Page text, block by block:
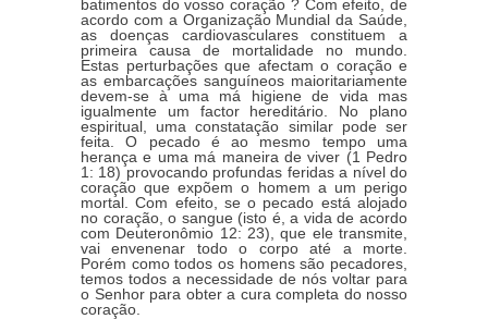
batimentos do vosso coração ? Com efeito, de
acordo com a Organização Mundial da Saúde,
as doenças cardiovasculares constituem a
primeira causa de mortalidade no mundo.
Estas perturbações que afectam o coração e
as embarcações sanguíneos maioritariamente
devem-se à uma má higiene de vida mas
igualmente um factor hereditário. No plano
espiritual, uma constatação similar pode ser
feita. O pecado é ao mesmo tempo uma
herança e uma má maneira de viver (1 Pedro
1: 18) provocando profundas feridas a nível do
coração que expõem o homem a um perigo
mortal. Com efeito, se o pecado está alojado
no coração, o sangue (isto é, a vida de acordo
com Deuteronômio 12: 23), que ele transmite,
vai envenenar todo o corpo até a morte.
Porém como todos os homens são pecadores,
temos todos a necessidade de nós voltar para
o Senhor para obter a cura completa do nosso
coração.